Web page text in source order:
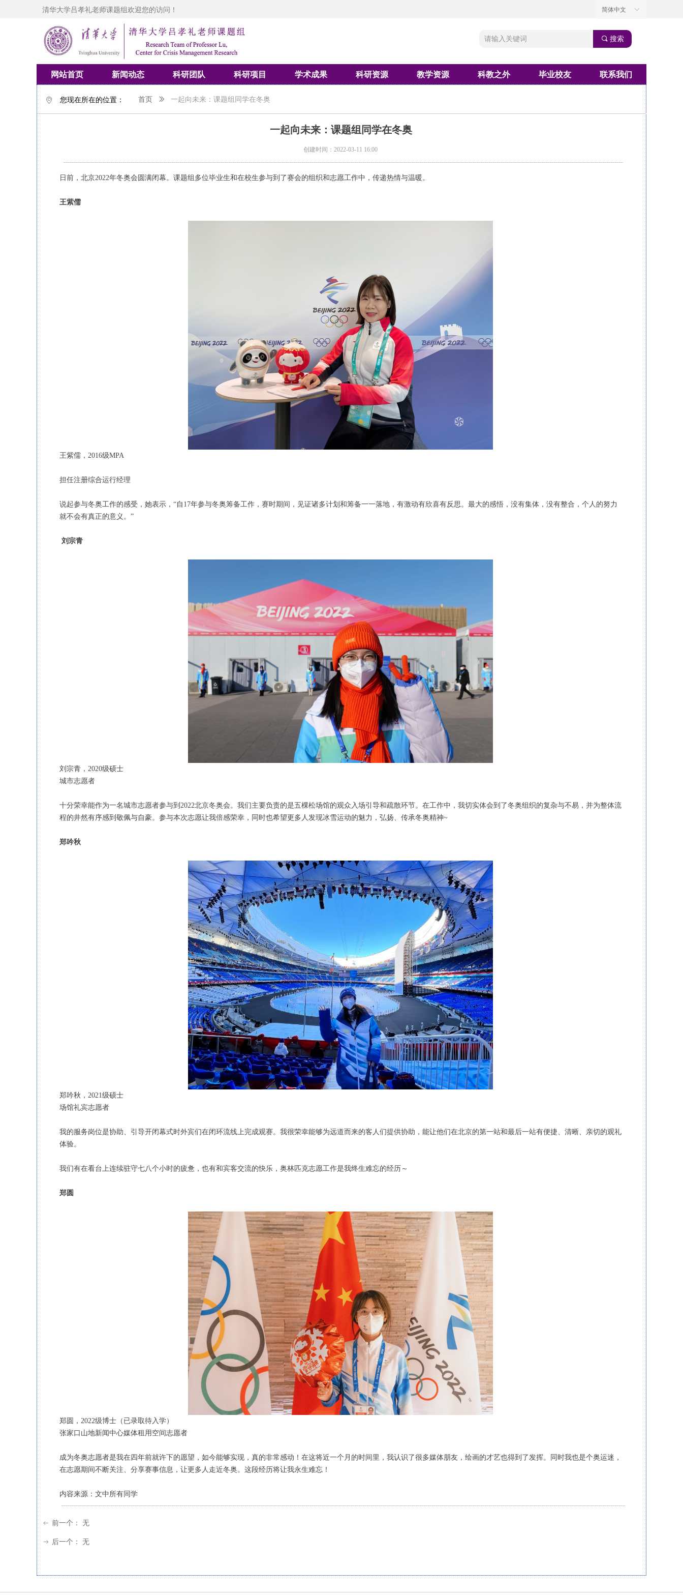
清华大学吕孝礼老师课题组欢迎您的访问！
끠 搜索
网站首页 新闻动态 科研团队 科研项目 学术成果 科研资源 教学资源 科教之外 毕业校友 联系我们
ꀅ
简体中文
首页 ꅀ 一起向未来：课题组同学在冬奥
日前，北京2022年冬奥会圆满闭幕。课题组多位毕业生和在校生参与到了赛会的组织和志愿工作中，传递热情与温暖。
王紫儒
王紫儒，2016级MPA
担任注册综合运行经理
说起参与冬奥工作的感受，她表示，“自17年参与冬奥筹备工作，赛时期间，见证诸多计划和筹备一一落地，有激动有欣喜有反思。最大的感悟，没有集体，没有整合，个人的努力
就不会有真正的意义。”
刘宗青
刘宗青，2020级硕士
城市志愿者
十分荣幸能作为一名城市志愿者参与到2022北京冬奥会。我们主要负责的是五棵松场馆的观众入场引导和疏散环节。在工作中，我切实体会到了冬奥组织的复杂与不易，并为整体流
程的井然有序感到敬佩与自豪。参与本次志愿让我倍感荣幸，同时也希望更多人发现冰雪运动的魅力，弘扬、传承冬奥精神~
郑吟秋
郑吟秋，2021级硕士
场馆礼宾志愿者
我的服务岗位是协助、引导开闭幕式时外宾们在闭环流线上完成观赛。我很荣幸能够为远道而来的客人们提供协助，能让他们在北京的第一站和最后一站有便捷、清晰、亲切的观礼
体验。
我们有在看台上连续驻守七八个小时的疲惫，也有和宾客交流的快乐，奥林匹克志愿工作是我终生难忘的经历～
郑圆
郑圆，2022级博士（已录取待入学）
张家口山地新闻中心媒体租用空间志愿者
成为冬奥志愿者是我在四年前就许下的愿望，如今能够实现，真的非常感动！在这将近一个月的时间里，我认识了很多媒体朋友，绘画的才艺也得到了发挥。同时我也是个奥运迷，
在志愿期间不断关注、分享赛事信息，让更多人走近冬奥。这段经历将让我永生难忘！
内容来源：文中所有同学
ꁹ 后一个： 无
ꂃ 前一个： 无
ꀷ 您现在所在的位置：
一起向未来：课题组同学在冬奥
创建时间： 2022-03-11 16:00